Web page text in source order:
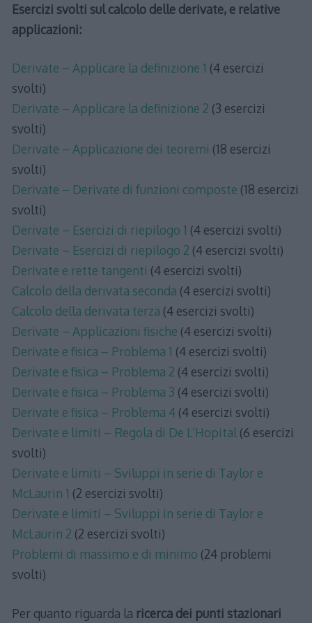
Esercizi svolti sul calcolo delle derivate, e relative
applicazioni:
Derivate – Applicare la definizione 1 (4 esercizi
svolti)
Derivate – Applicare la definizione 2 (3 esercizi
svolti)
Derivate – Applicazione dei teoremi (18 esercizi
svolti)
Derivate – Derivate di funzioni composte (18 esercizi
svolti)
Derivate – Esercizi di riepilogo 1 (4 esercizi svolti)
Derivate – Esercizi di riepilogo 2 (4 esercizi svolti)
Derivate e rette tangenti (4 esercizi svolti)
Calcolo della derivata seconda (4 esercizi svolti)
Calcolo della derivata terza (4 esercizi svolti)
Derivate – Applicazioni fisiche (4 esercizi svolti)
Derivate e fisica – Problema 1 (4 esercizi svolti)
Derivate e fisica – Problema 2 (4 esercizi svolti)
Derivate e fisica – Problema 3 (4 esercizi svolti)
Derivate e fisica – Problema 4(4 esercizi svolti)
Derivate e limiti – Regola di De L’Hopital (6 esercizi
svolti)
Derivate e limiti – Sviluppi in serie di Taylor e
McLaurin 1 (2 esercizi svolti)
Derivate e limiti – Sviluppi in serie di Taylor e
McLaurin 2 (2 esercizi svolti)
Problemi di massimo e di minimo (24 problemi
svolti)
Per quanto riguarda la ricerca dei punti stazionari